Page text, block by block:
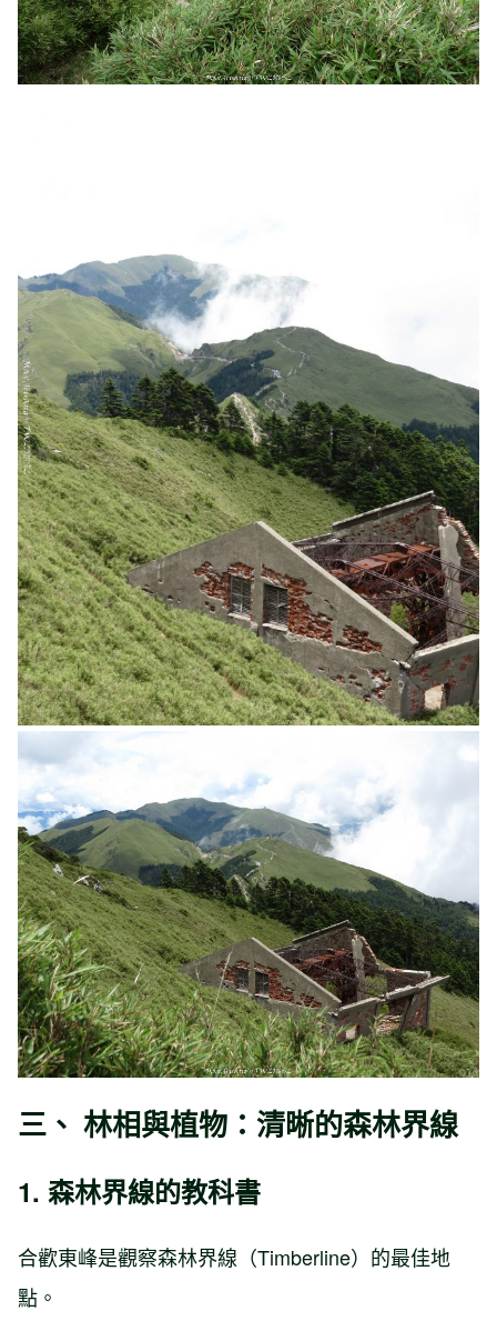
三、 林相與植物：清晰的森林界線
1. 森林界線的教科書
合歡東峰是觀察森林界線（Timberline）的最佳地
點。